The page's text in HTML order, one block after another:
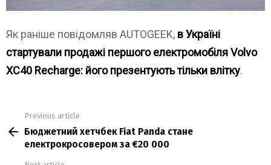
Як раніше повідомляв AUTOGEEK, в Україні
стартували продажі першого електромобіля Volvo
XC40 Recharge: його презентують тільки влітку.
more
Previous article
Бюджетний хетчбек Fiat Panda стане
електрокросовером за €20 000